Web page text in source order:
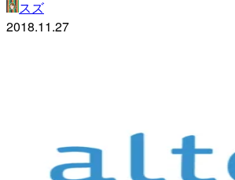
スズ
2018.11.27